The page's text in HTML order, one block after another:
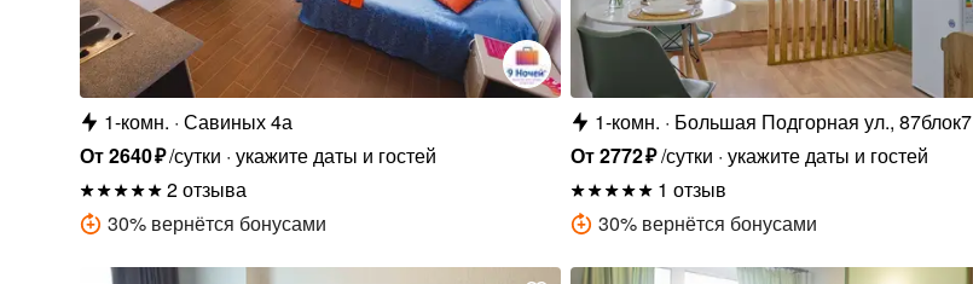
1-комн. Савиных 4а
От2640₽/сутки укажите даты и гостей
2 отзыва
30% вернётся бонусами
1-комн.
Большая Подгорная ул., 87блок7
От2772₽/сутки укажите даты и гостей
1 отзыв
30% вернётся бонусами